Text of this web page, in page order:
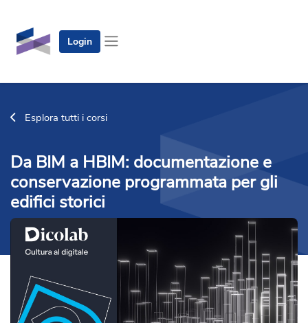
Login
Esplora tutti i corsi
Da BIM a HBIM: documentazione e
conservazione programmata per gli
edifici storici